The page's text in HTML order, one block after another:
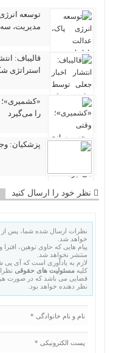
توسعه
مدیریت،
قالیباف:
استراتژی
را می‌گیرد
پزشکیان:
نظر خود را ارسال کنید
نظرات ارسال شده شما، پس
خواهد شد.
پیام هایی که حاوی توهین، افترا
منتشر نخواهد شد.
لازم به یادآوری است که آی
کلیه مسئولیت های حقوقی
قضایی می باشد که در صورت
نظر دهنده خواهد بود.